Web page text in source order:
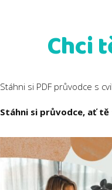
Chci
Stáhni si PDF průvodce s
Stáhni si průvodce, ať